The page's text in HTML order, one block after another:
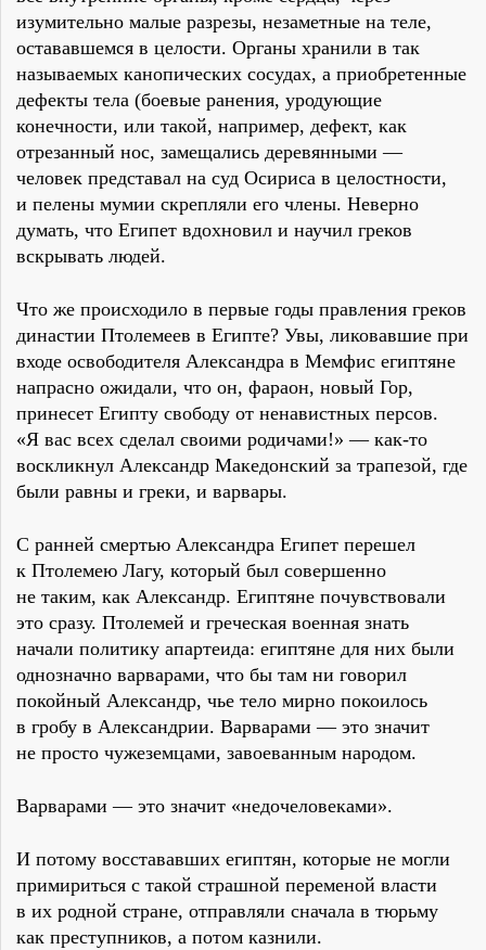
изумительно малые разрезы, незаметные на теле,
остававшемся в целости. Органы хранили в так
называемых канопических сосудах, а приобретенные
дефекты тела (боевые ранения, уродующие
конечности, или такой, например, дефект, как
отрезанный нос, замещались деревянными —
человек представал на суд Осириса в целостности,
и пелены мумии скрепляли его члены. Неверно
думать, что Египет вдохновил и научил греков
вскрывать людей.
Что же происходило в первые годы правления греков
династии Птолемеев в Египте? Увы, ликовавшие при
входе освободителя Александра в Мемфис египтяне
напрасно ожидали, что он, фараон, новый Гор,
принесет Египту свободу от ненавистных персов.
«Я вас всех сделал своими родичами!» — как-то
воскликнул Александр Македонский за трапезой, где
были равны и греки, и варвары.
С ранней смертью Александра Египет перешел
к Птолемею Лагу, который был совершенно
не таким, как Александр. Египтяне почувствовали
это сразу. Птолемей и греческая военная знать
начали политику апартеида: египтяне для них были
однозначно варварами, что бы там ни говорил
покойный Александр, чье тело мирно покоилось
в гробу в Александрии. Варварами — это значит
не просто чужеземцами, завоеванным народом.
Варварами — это значит «недочеловеками».
И потому восстававших египтян, которые не могли
примириться с такой страшной переменой власти
в их родной стране, отправляли сначала в тюрьму
как преступников, а потом казнили.